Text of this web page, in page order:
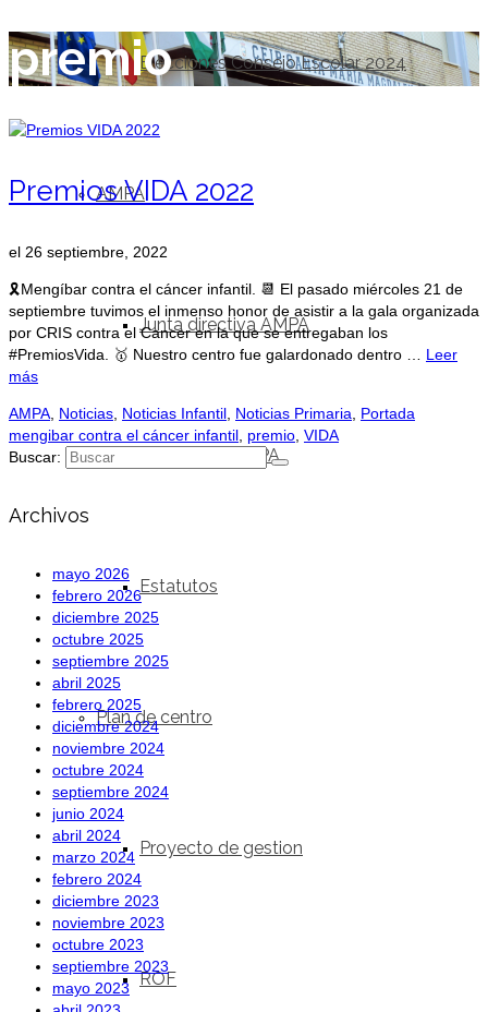
Elecciones Consejo Escolar 2024
AMPA
Junta directiva AMPA
Elecciones AMPA
Estatutos
Plan de centro
Proyecto de gestion
ROF
premio
Premios VIDA 2022
el 26 septiembre, 2022
🎗Mengíbar contra el cáncer infantil. 📆 El pasado miércoles 21 de
septiembre tuvimos el inmenso honor de asistir a la gala organizada
por CRIS contra el Cancer en la que se entregaban los
#PremiosVida. 🥇 Nuestro centro fue galardonado dentro … Leer
más
AMPA Noticias Noticias Infantil Noticias Primaria
Portada
mengibar contra el cáncer infantil premio VIDA
Buscar:
Archivos
mayo 2026
febrero 2026
diciembre 2025
octubre 2025
septiembre 2025
abril 2025
febrero 2025
diciembre 2024
noviembre 2024
octubre 2024
septiembre 2024
junio 2024
abril 2024
marzo 2024
febrero 2024
diciembre 2023
noviembre 2023
octubre 2023
septiembre 2023
mayo 2023